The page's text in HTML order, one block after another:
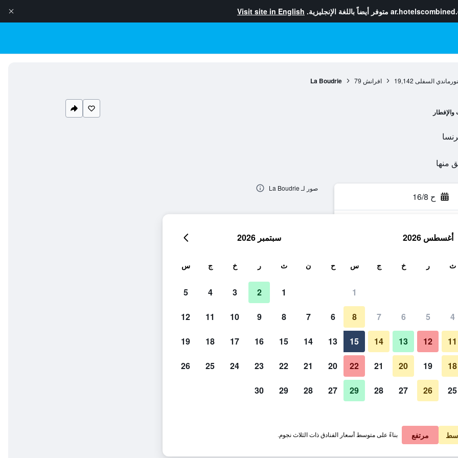
متوفر أيضاً باللغة الإنجليزية. Visit site in English
السفلى 19,142 افرانش 79
La Boudrie
ح 16/8
في الليلة
﷼ عرض الصفقة
صور لـ La Boudrie
أغسطس 2026
ث ر خ ج س
1
4
5
6
7
8
11
12
13
14
15
18
19
20
21
22
25
26
27
28
29
سبتمبر 2026
ح ن ث ر خ ج س
1
2
3
4
5
6
7
8
9
10
11
12
13
14
15
16
17
18
19
20
21
22
23
24
25
26
27
28
29
30
مرتفع بناءً على متوسط أسعار الفنادق ذات الثلاث نجوم.